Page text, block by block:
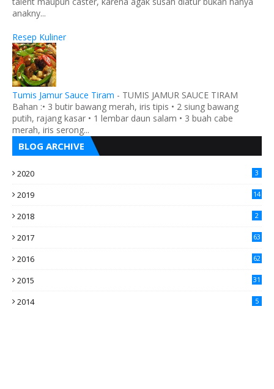
anakny...
Resep Kuliner
Tumis Jamur Sauce Tiram - TUMIS JAMUR SAUCE TIRAM
Bahan :• 3 butir bawang merah, iris tipis • 2 siung bawang
putih, rajang kasar • 1 lembar daun salam • 3 buah cabe
merah, iris serong...
BLOG ARCHIVE
2020 3
2019 14
2018 2
2017 63
2016
62
2015
31
2014 5